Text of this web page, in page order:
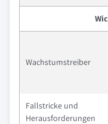
Wachstumstreiber
Fallstricke und
Herausforderungen